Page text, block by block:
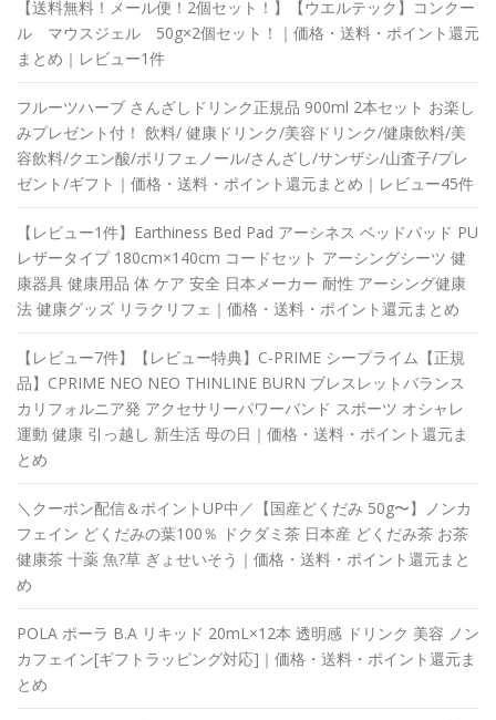
【送料無料！メール便！2個セット！】【ウエルテック】コンクー
ル マウスジェル 50g×2個セット！｜価格・送料・ポイント還元
まとめ｜レビュー1件
フルーツハーブ さんざしドリンク正規品 900ml 2本セット お楽し
みプレゼント付！ 飲料/ 健康ドリンク/美容ドリンク/健康飲料/美
容飲料/クエン酸/ポリフェノール/さんざし/サンザシ/山査子/プレ
ゼント/ギフト｜価格・送料・ポイント還元まとめ｜レビュー45件
【レビュー1件】Earthiness Bed Pad アーシネス ベッドパッド PU
レザータイプ 180cm×140cm コードセット アーシングシーツ 健
康器具 健康用品 体 ケア 安全 日本メーカー 耐性 アーシング健康
法 健康グッズ リラクリフェ｜価格・送料・ポイント還元まとめ
【レビュー7件】【レビュー特典】C-PRIME シープライム【正規
品】CPRIME NEO NEO THINLINE BURN ブレスレットバランス
カリフォルニア発 アクセサリーパワーバンド スポーツ オシャレ
運動 健康 引っ越し 新生活 母の日｜価格・送料・ポイント還元ま
とめ
＼クーポン配信＆ポイントUP中／【国産どくだみ 50g〜】ノンカ
フェイン どくだみの葉100％ ドクダミ茶 日本産 どくだみ茶 お茶
健康茶 十薬 魚?草 ぎょせいそう｜価格・送料・ポイント還元まと
め
POLA ポーラ B.A リキッド 20mL×12本 透明感 ドリンク 美容 ノン
カフェイン[ギフトラッピング対応]｜価格・送料・ポイント還元ま
とめ